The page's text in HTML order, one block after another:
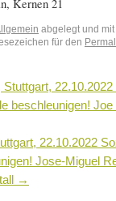
Kernen 21
abgelegt und mit
für den
beschleunigen!
22.10.2022
Jose-Miguel
→